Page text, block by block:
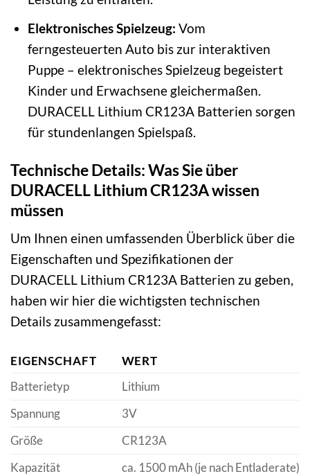
Elektronisches Spielzeug: Vom
ferngesteuerten Auto bis zur interaktiven
Puppe – elektronisches Spielzeug begeistert
Kinder und Erwachsene gleichermaßen.
DURACELL Lithium CR123A Batterien sorgen
für stundenlangen Spielspaß.
Technische Details: Was Sie über
DURACELL Lithium CR123A wissen
müssen
Um Ihnen einen umfassenden Überblick über die
Eigenschaften und Spezifikationen der
DURACELL Lithium CR123A Batterien zu geben,
haben wir hier die wichtigsten technischen
Details zusammengefasst:
EIGENSCHAFT
WERT
Batterietyp
Lithium
Spannung
3V
Größe
CR123A
Kapazität
ca. 1500 mAh (je nach Entladerate)